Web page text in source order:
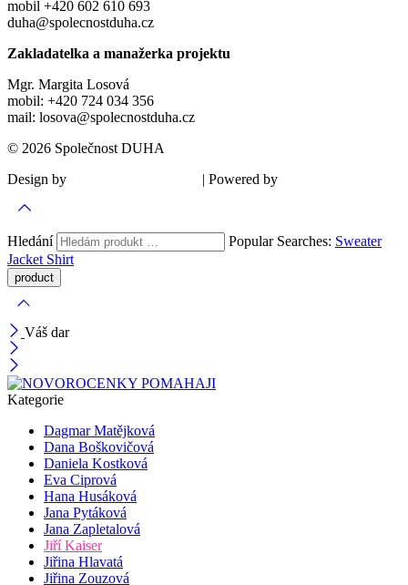
mobil +420 602 610 693
duha@spolecnostduha.cz
Zakladatelka a manažerka projektu
Mgr. Margita Losová
mobil: +420 724 034 356
mail: losova@spolecnostduha.cz
© 2026 Společnost DUHA
Design by
| Powered by
Hledání Popular Searches: Sweater
Jacket Shirt
Váš dar
Kategorie
Dagmar Matějková
Dana Boškovičová
Daniela Kostková
Eva Ciprová
Hana Husáková
Jana Pytáková
Jana Zapletalová
Jiří Kaiser
Jiřina Hlavatá
Jiřina Zouzová